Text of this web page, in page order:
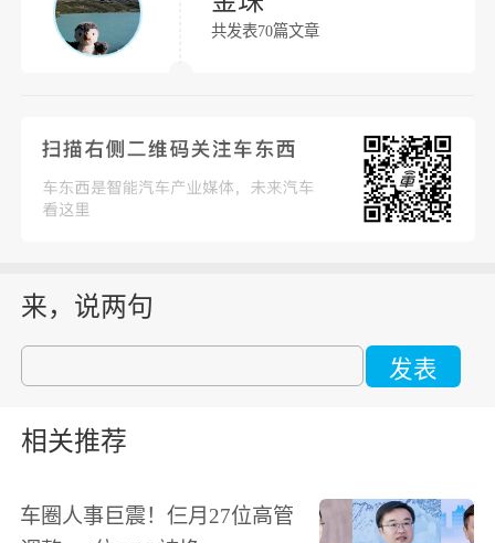
共发表70篇文章
来，说两句
发表
相关推荐
车圈人事巨震！仨月27位高管